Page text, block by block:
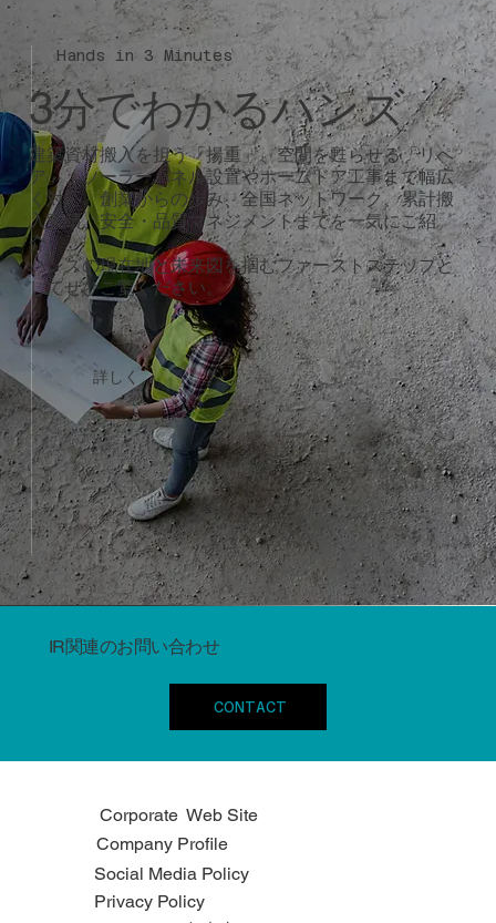
Hands in 3 Minutes
3分でわかるハンズ
建築資材搬入を担う「揚重」、空間を甦らせる「リペ
ア」、ソーラーパネル設置やホームドア工事まで幅広
く対応。創業からの歩み、全国ネットワーク、累計搬
入実績、安全・品質マネジメントまでを一気にご紹
介。
ハンズの現在地と未来図を掴むファーストステップと
してぜひご覧ください。
詳しく
IR関連のお問い合わせ
CONTACT
Corporate Web Site
Company Profile
Social Media Policy
Privacy Policy